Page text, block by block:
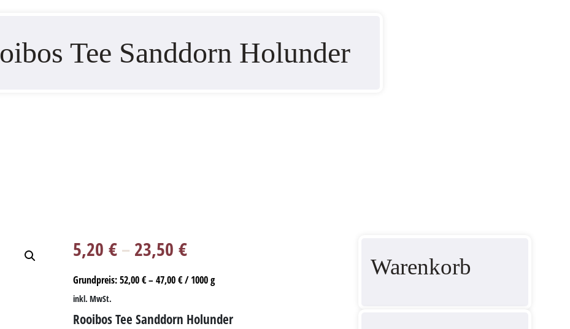
Tee Sanddorn Holunder
5,20€– 23,50€
Grundpreis:52,00€–47,00€/1000g
inkl. MwSt.
Rooibos Tee Sanddorn Holunder
Warenkorb